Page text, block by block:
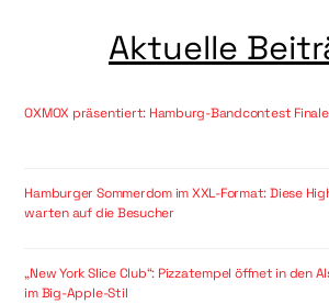
Aktuelle
OXMOX präsentiert: Hamburg-Bandcontest
Hamburger Sommerdom im XXL-Format: Diese
warten auf die Besucher
„New York Slice Club“: Pizzatempel öffnet in den
im Big-Apple-Stil